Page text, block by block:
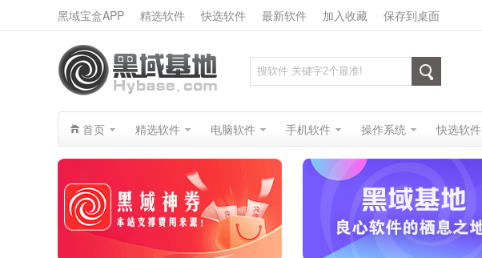
黑域宝盒APP 精选软件 快选软件 最新软件 加入收藏 保存到桌面
首页 精选软件 电脑软件 手机软件 操作系统 快选软件